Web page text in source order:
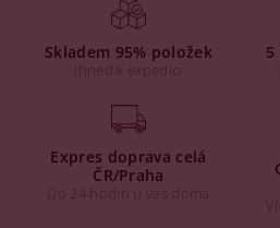
Skladem 95% položek
Ihned k expedici
5
Expres doprava celá
ČR/Praha
Do 24 hodin u vás doma